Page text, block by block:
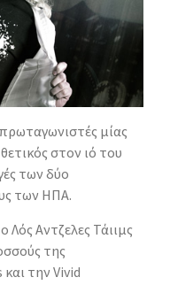
μίας
στον ιό του
των δύο
των ΗΠΑ.
Αντζελες Τάιιμς
της
την Vivid